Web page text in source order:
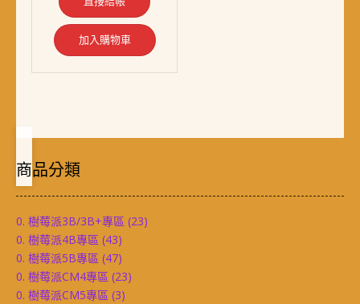
加入購物車
商品分類
0. 樹莓派3B/3B+專區 (23)
0. 樹莓派4B專區 (43)
0. 樹莓派5B專區 (47)
0. 樹莓派CM4專區 (23)
0. 樹莓派CM5專區 (3)